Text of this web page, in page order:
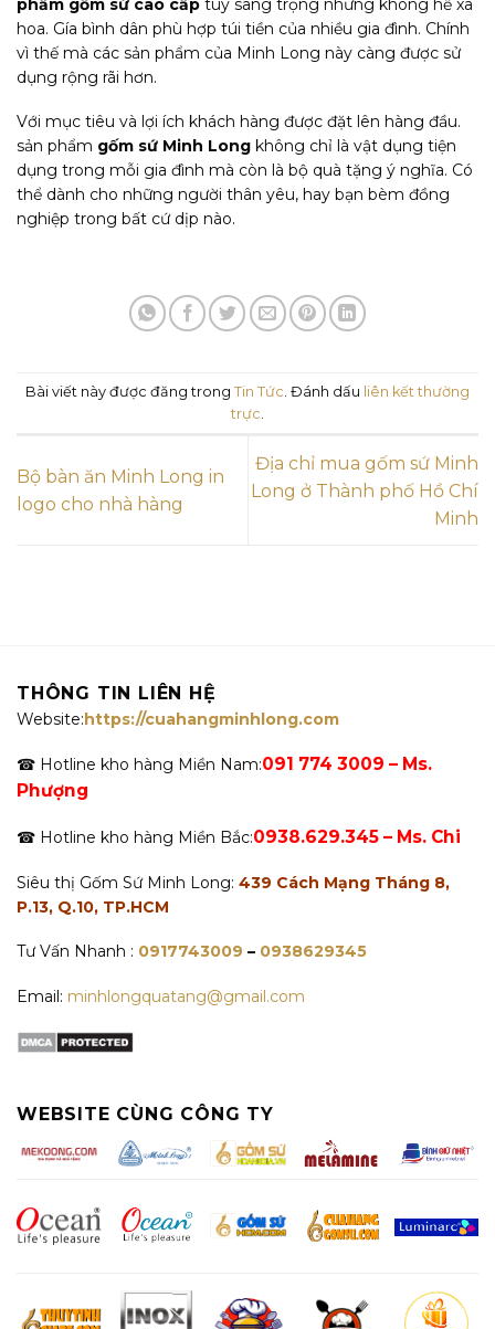
hoa. Gía bình dân phù hợp túi tiền của nhiều gia đình. Chính
vì thế mà các sản phẩm của Minh Long này càng được sử
dụng rộng rãi hơn.
Với mục tiêu và lợi ích khách hàng được đặt lên hàng đầu.
sản phẩm gốm sứ Minh Long không chỉ là vật dụng tiện
dụng trong mỗi gia đình mà còn là bộ quà tặng ý nghĩa. Có
thể dành cho những người thân yêu, hay bạn bèm đồng
nghiệp trong bất cứ dịp nào.
Bài viết này được đăng trong Tin Tức . Đánh dấu liên kết thường
trực
Bộ bàn ăn Minh Long in
logo cho nhà hàng
Địa chỉ mua gốm sứ Minh
Long ở Thành phố Hồ Chí
Minh
THÔNG TIN LIÊN HỆ
Website:https://cuahangminhlong.com
☎ Hotline kho hàng Miền Nam:091 774 3009 – Ms.
Phượng
☎ Hotline kho hàng Miền Bắc:0938.629.345 – Ms. Chi
Siêu thị Gốm Sứ Minh Long: 439 Cách Mạng Tháng 8,
P.13, Q.10, TP.HCM
Tư Vấn Nhanh : 0917743009 – 0938629345
Email: minhlongquatang@gmail.com
WEBSITE CÙNG CÔNG TY